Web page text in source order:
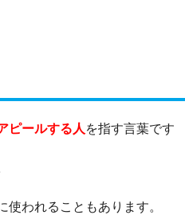
ピールする人 を指す言葉です
われることもあります。